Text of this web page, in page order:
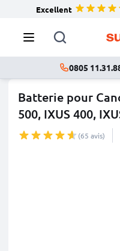
Excellent
0805
Batterie pour
500, IXUS 400,
(65 avis)